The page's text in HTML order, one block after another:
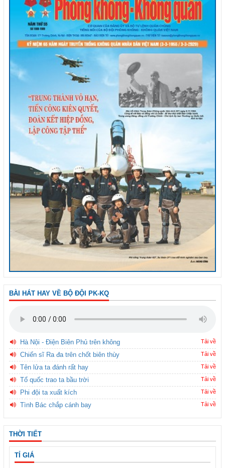
BÀI HÁT HAY VỀ BỘ ĐỘI PK-KQ
Hà Nội - Điện Biên Phủ trên không Tải về
Chiến sĩ Ra đa trên chốt biên thùy Tải về
Tên lửa ta đánh rất hay Tải về
Tổ quốc trao ta bầu trời Tải về
Phi đội ta xuất kích Tải về
Tình Bác chắp cánh bay Tải về
THỜI TIẾT
TỈ GIÁ